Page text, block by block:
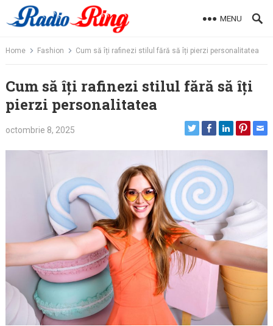
to
MENU
Home Fashion Cum să îți rafinezi stilul fără să îți pierzi personalitatea
Cum să îți rafinezi stilul fără să îți
pierzi personalitatea
octombrie 8, 2025